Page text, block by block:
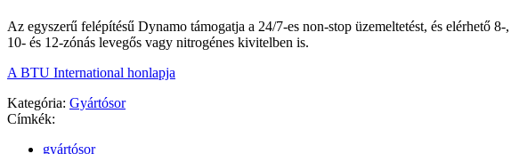
Az egyszerű felépítésű Dynamo támogatja a 24/7-es non-stop üzemeltetést, és elérhető 8-,
10- és 12-zónás levegős vagy nitrogénes kivitelben is.
A BTU International honlapja
Kategória: Gyártósor
Címkék:
gyártósor